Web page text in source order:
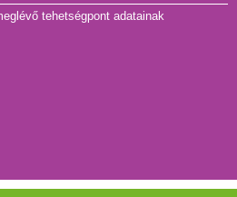
tehetségpont adatainak